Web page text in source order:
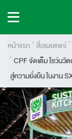
หน้าแรก สื่อเผยแพร่
CPF จัดเต็ม โชว์นวั
สู่ความยั่งยืน ในงาน